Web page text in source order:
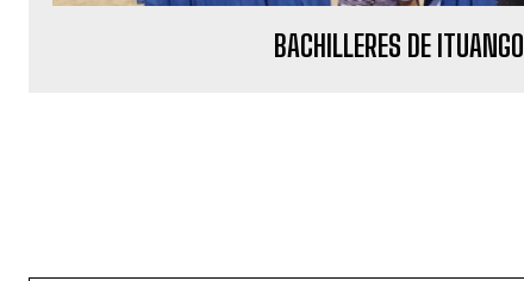
BACHILLERES DE ITUANGO